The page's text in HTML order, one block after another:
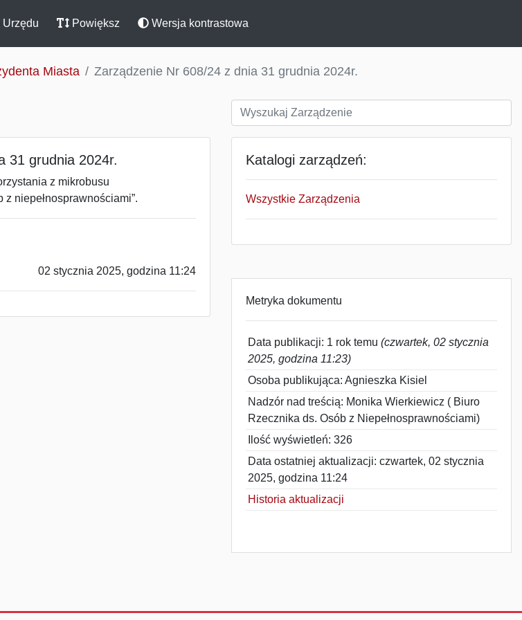
Urzędu Powiększ Wersja kontrastowa
Miasta Zarządzenie Nr 608/24 z dnia 31 grudnia 2024r.
31 grudnia 2024r.
z mikrobusu
niepełnosprawnościami”.
02 stycznia 2025, godzina 11:24
Katalogi zarządzeń:
Wszystkie Zarządzenia
Metryka dokumentu
Data publikacji: 1 rok temu (czwartek, 02 stycznia
2025, godzina 11:23)
Osoba publikująca: Agnieszka Kisiel
Nadzór nad treścią: Monika Wierkiewicz ( Biuro
Rzecznika ds. Osób z Niepełnosprawnościami)
Ilość wyświetleń: 326
Data ostatniej aktualizacji: czwartek, 02 stycznia
2025, godzina 11:24
Historia aktualizacji